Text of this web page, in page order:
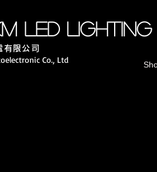
LED lighting
有 限公司
Co., Ltd